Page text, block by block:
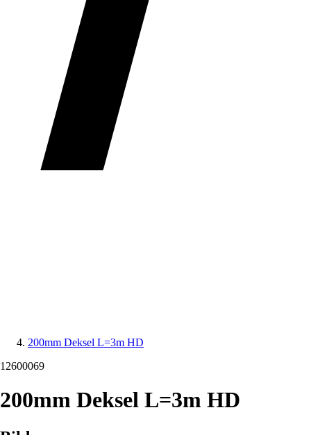
200mm Deksel L=3m HD
12600069
200mm Deksel L=3m HD